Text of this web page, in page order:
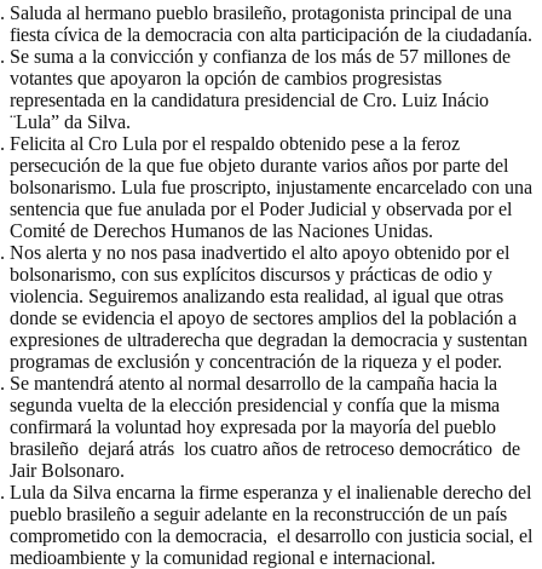
Saluda al hermano pueblo brasileño, protagonista principal de una
fiesta cívica de la democracia con alta participación de la ciudadanía.
Se suma a la convicción y confianza de los más de 57 millones de
votantes que apoyaron la opción de cambios progresistas
representada en la candidatura presidencial de Cro. Luiz Inácio
¨Lula” da Silva.
Felicita al Cro Lula por el respaldo obtenido pese a la feroz
persecución de la que fue objeto durante varios años por parte del
bolsonarismo. Lula fue proscripto, injustamente encarcelado con una
sentencia que fue anulada por el Poder Judicial y observada por el
Comité de Derechos Humanos de las Naciones Unidas.
Nos alerta y no nos pasa inadvertido el alto apoyo obtenido por el
bolsonarismo, con sus explícitos discursos y prácticas de odio y
violencia. Seguiremos analizando esta realidad, al igual que otras
donde se evidencia el apoyo de sectores amplios del la población a
expresiones de ultraderecha que degradan la democracia y sustentan
programas de exclusión y concentración de la riqueza y el poder.
Se mantendrá atento al normal desarrollo de la campaña hacia la
segunda vuelta de la elección presidencial y confía que la misma
confirmará la voluntad hoy expresada por la mayoría del pueblo
brasileño dejará atrás los cuatro años de retroceso democrático de
Jair Bolsonaro.
Lula da Silva encarna la firme esperanza y el inalienable derecho del
pueblo brasileño a seguir adelante en la reconstrucción de un país
comprometido con la democracia, el desarrollo con justicia social, el
medioambiente y la comunidad regional e internacional.